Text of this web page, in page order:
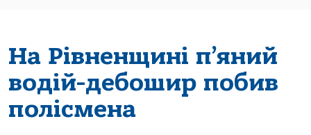
На Рівненщині п’яний
водій-дебошир побив
полісмена